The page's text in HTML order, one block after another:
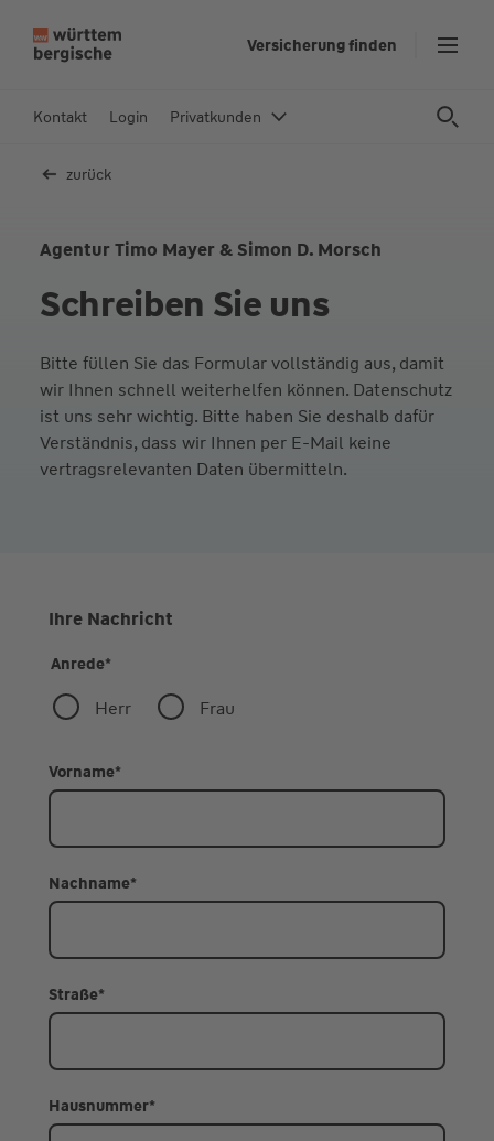
In
Versicherung finden
Kontakt Login Privatkunden
zurück
Agentur Timo Mayer & Simon D. Morsch
Schreiben Sie uns
Bitte füllen Sie das Formular vollständig aus, damit
wir Ihnen schnell weiterhelfen können. Datenschutz
ist uns sehr wichtig. Bitte haben Sie deshalb dafür
Verständnis, dass wir Ihnen per E-Mail keine
vertragsrelevanten Daten übermitteln.
Ihre Nachricht
Anrede*
Herr Frau
Vorname*
Nachname*
Straße*
Hausnummer*